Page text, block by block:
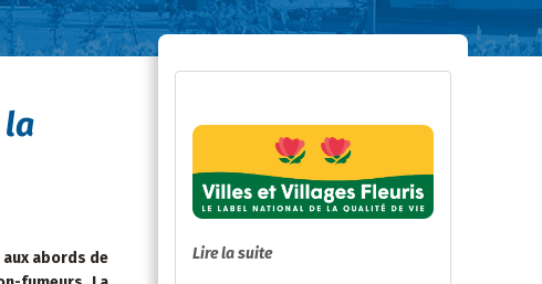
la
abords de
Lire la suite